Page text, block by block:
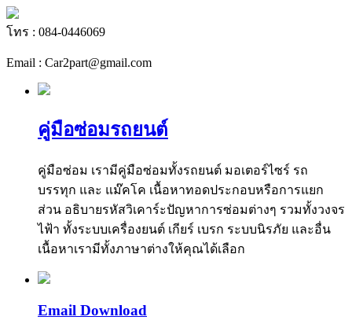
โทร : 084-0446069
Email : Car2part@gmail.com
คู่มือซ่อมรถยนต์
คู่มือซ่อม เรามีคู่มือซ่อมทั้งรถยนต์ มอเตอร์ไซร์ รถ
บรรทุก และ แม๊คโค เนื้อหาทอดประกอบหรือการแยก
ส่วน อธิบายรหัสวิเคาร์ะปัญหาการซ่อมต่างๆ รวมทั้งวงจร
ไฟ้า ทั้งระบบเครื่องยนต์ เกียร์ เบรก ระบบนิรภัย และอื่น
เนื้อหาเรามีทั้งภาษาต่างให้คุณได้เลือก
Email Download